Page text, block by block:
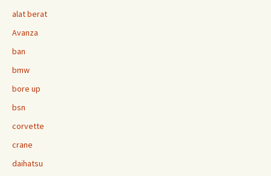
alat berat
Avanza
ban
bmw
bore up
bsn
corvette
crane
daihatsu